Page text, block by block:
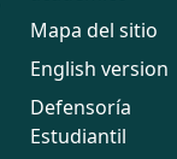
Mapa del sitio
English version
Defensoría
Estudiantil